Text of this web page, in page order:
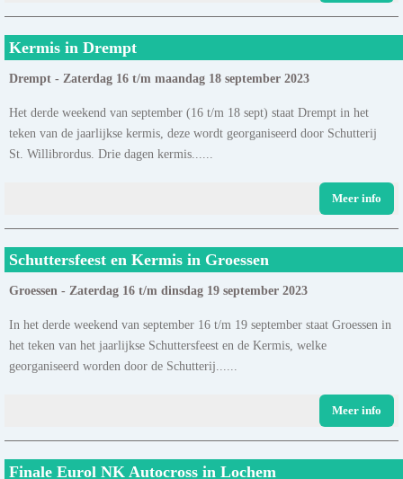
Kermis in Drempt
Drempt - Zaterdag 16 t/m maandag 18 september 2023
Het derde weekend van september (16 t/m 18 sept) staat Drempt in het
teken van de jaarlijkse kermis, deze wordt georganiseerd door Schutterij
St. Willibrordus. Drie dagen kermis......
Meer info
Schuttersfeest en Kermis in Groessen
Groessen - Zaterdag 16 t/m dinsdag 19 september 2023
In het derde weekend van september 16 t/m 19 september staat Groessen in
het teken van het jaarlijkse Schuttersfeest en de Kermis, welke
georganiseerd worden door de Schutterij......
Meer info
Finale Eurol NK Autocross in Lochem